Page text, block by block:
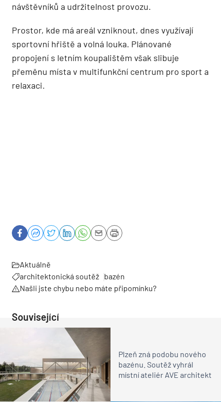
návštěvníků a udržitelnost provozu.
Prostor, kde má areál vzniknout, dnes využívají
sportovní hřiště a volná louka. Plánované
propojení s letním koupalištěm však slibuje
přeměnu místa v multifunkční centrum pro sport a
relaxaci.
Aktuálně
architektonická soutěž bazén
Našli jste chybu nebo máte připomínku?
Související
Plzeň zná podobu nového
bazénu. Soutěž vyhrál
místní ateliér AVE architekt